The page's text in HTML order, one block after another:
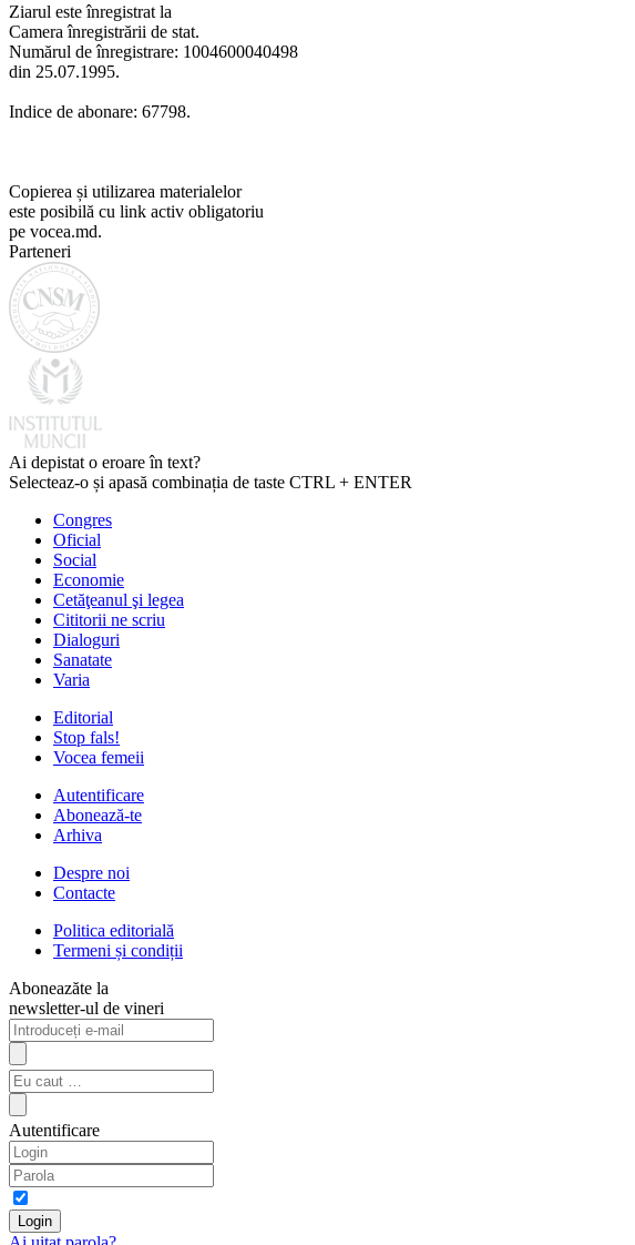
Ziarul este înregistrat la
Camera înregistrării de stat.
Numărul de înregistrare: 1004600040498
din 25.07.1995.
Indice de abonare: 67798.
Copierea și utilizarea materialelor
este posibilă cu link activ obligatoriu
pe vocea.md.
Parteneri
Ai depistat o eroare în text?
Selecteaz-o și apasă combinația de taste CTRL + ENTER
Congres
Oficial
Social
Economie
Cetăţeanul şi legea
Cititorii ne scriu
Dialoguri
Sanatate
Varia
Editorial
Stop fals!
Vocea femeii
Autentificare
Abonează-te
Arhiva
Despre noi
Contacte
Politica editorială
Termeni și condiții
Aboneazăte la
newsletter-ul de vineri
Autentificare